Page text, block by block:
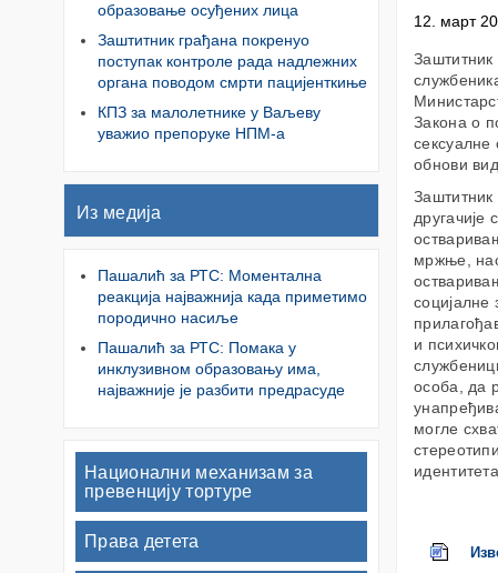
12. март
Заштитник
Закона о
сексуалне
обнови
Заштитник
другачије
мржње,
социјалне
и
особа, да
могле
образовање осуђених лица
Заштитник грађана покренуо
поступак контроле рада надлежних
органа поводом смрти пацијенткиње
КПЗ за малолетнике у Ваљеву
уважио препоруке НПМ-а
Из медија
Пашалић за РТС: Моментална
реакција најважнија када приметимо
породично насиље
Пашалић за РТС: Помака у
инклузивном образовању има,
најважније је разбити предрасуде
Национални механизам за
превенцију тортуре
Права детета